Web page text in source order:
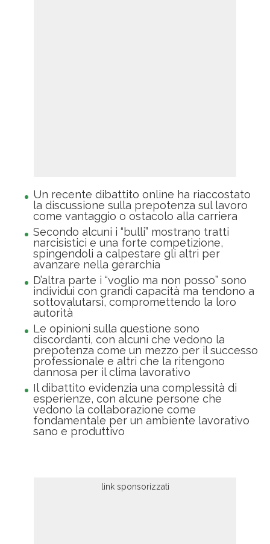
Un recente dibattito online ha riaccostato
la discussione sulla prepotenza sul lavoro
come vantaggio o ostacolo alla carriera
Secondo alcuni i “bulli” mostrano tratti
narcisistici e una forte competizione,
spingendoli a calpestare gli altri per
avanzare nella gerarchia
D’altra parte i “voglio ma non posso” sono
individui con grandi capacità ma tendono a
sottovalutarsi, compromettendo la loro
autorità
Le opinioni sulla questione sono
discordanti, con alcuni che vedono la
prepotenza come un mezzo per il successo
professionale e altri che la ritengono
dannosa per il clima lavorativo
Il dibattito evidenzia una complessità di
esperienze, con alcune persone che
vedono la collaborazione come
fondamentale per un ambiente lavorativo
sano e produttivo